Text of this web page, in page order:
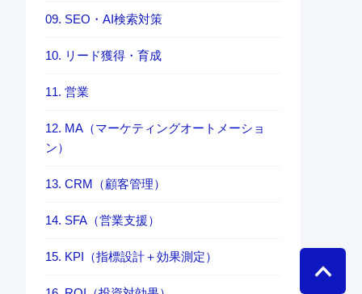
09. SEO・AI検索対策
10. リード獲得・育成
11. 営業
12. MA（マーケティングオートメーショ
ン）
13. CRM（顧客管理）
14. SFA（営業支援）
15. KPI（指標設計＋効果測定）